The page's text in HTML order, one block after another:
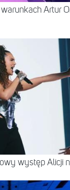
Artur
występ Alicji